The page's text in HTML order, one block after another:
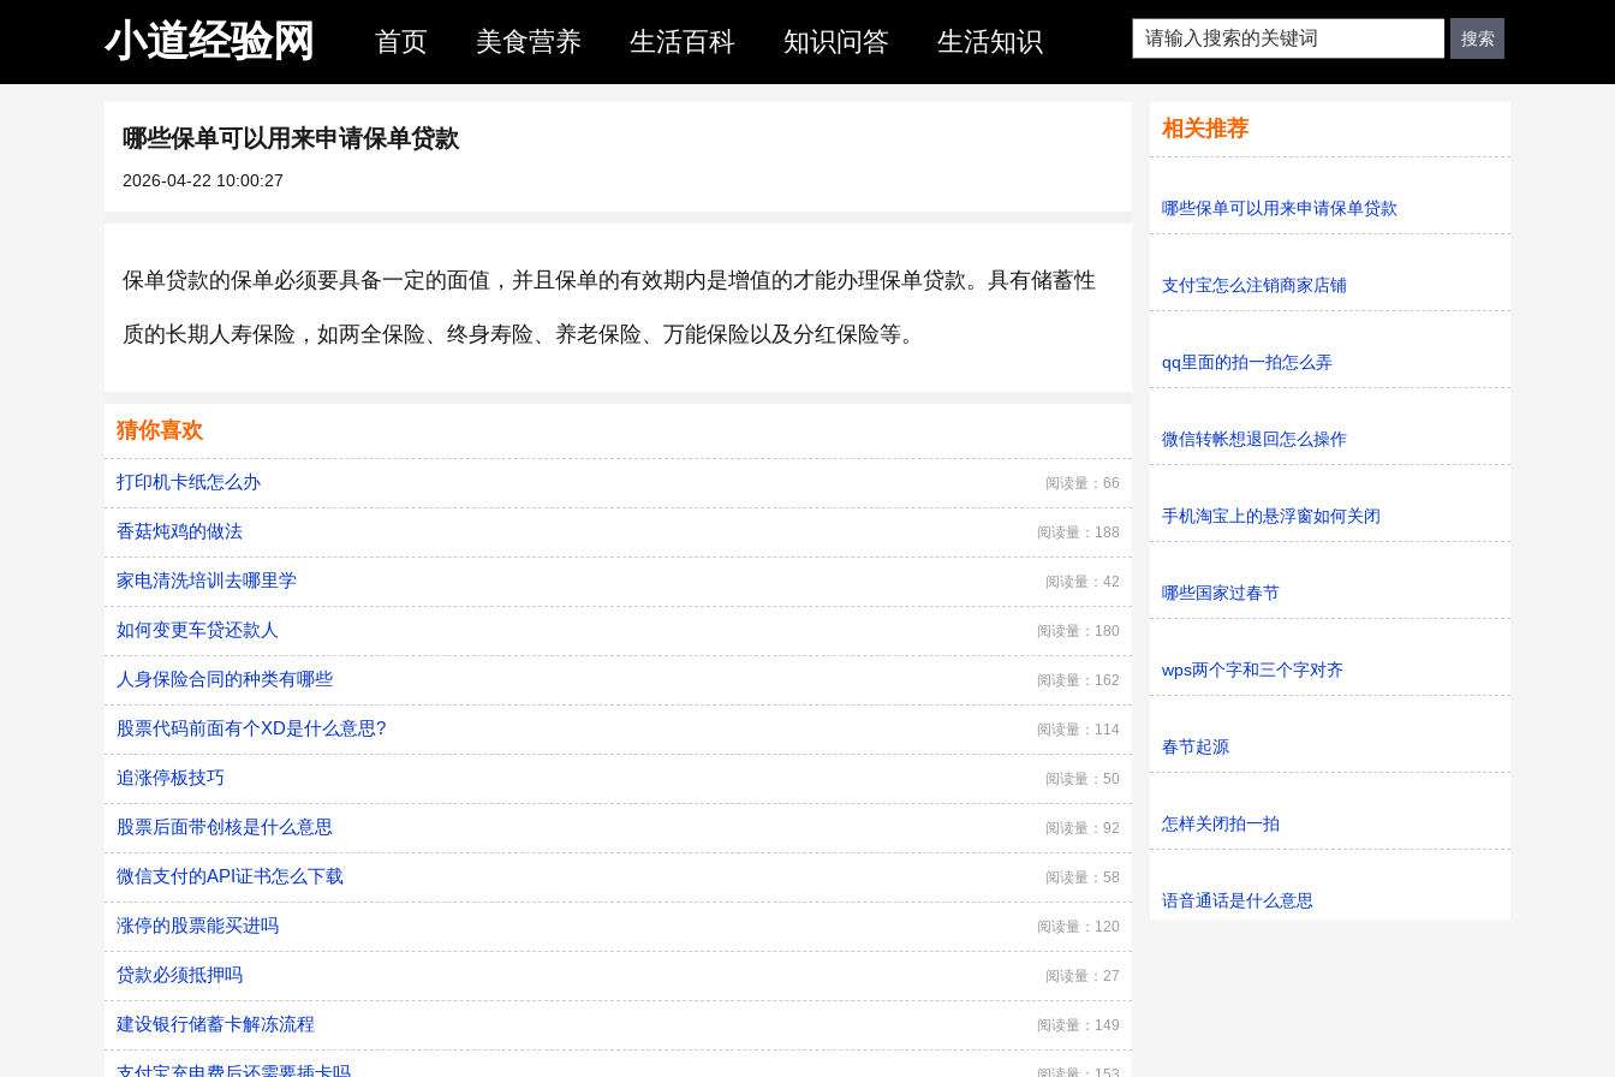
小道经验网 首页 美食营养 生活百科 知识问答 生活知识
哪些保单可以用来申请保单贷款
2026-04-22 10:00:27
保单贷款的保单必须要具备一定的面值，并且保单的有效期内是增值的才能办理保单贷款。具有储蓄性
质的长期人寿保险，如两全保险、终身寿险、养老保险、万能保险以及分红保险等。
猜你喜欢
打印机卡纸怎么办 阅读量：66
香菇炖鸡的做法 阅读量：188
家电清洗培训去哪里学 阅读量：42
如何变更车贷还款人 阅读量：180
人身保险合同的种类有哪些 阅读量：162
股票代码前面有个XD是什么意思? 阅读量：114
追涨停板技巧 阅读量：50
股票后面带创核是什么意思 阅读量：92
微信支付的API证书怎么下载 阅读量：58
涨停的股票能买进吗 阅读量：120
贷款必须抵押吗 阅读量：27
建设银行储蓄卡解冻流程 阅读量：149
支付宝充电费后还需要插卡吗
相关推荐
哪些保单可以用来申请保单贷款
支付宝怎么注销商家店铺
qq里面的拍一拍怎么弄
微信转帐想退回怎么操作
手机淘宝上的悬浮窗如何关闭
哪些国家过春节
wps两个字和三个字对齐
春节起源
怎样关闭拍一拍
语音通话是什么意思